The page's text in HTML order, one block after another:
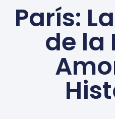
París:
de la